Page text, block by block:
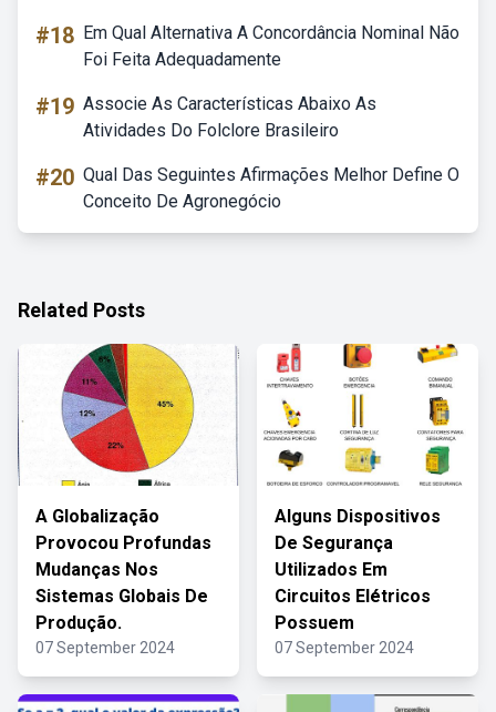
#18 Em Qual Alternativa A Concordância Nominal Não
Foi Feita Adequadamente
#19 Associe As Características Abaixo As
Atividades Do Folclore Brasileiro
#20 Qual Das Seguintes Afirmações Melhor Define O
Conceito De Agronegócio
Related Posts
A Globalização
Provocou Profundas
Mudanças Nos
Sistemas Globais De
Produção.
07 September 2024
Alguns Dispositivos
De Segurança
Utilizados Em
Circuitos Elétricos
Possuem
07 September 2024